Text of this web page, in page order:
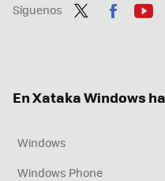
Síguenos
En Xataka Windows
Windows
Windows Phone